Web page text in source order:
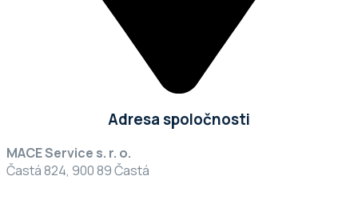
Adresa spoločnosti
MACE Service s. r. o.
Častá 824, 900 89 Častá